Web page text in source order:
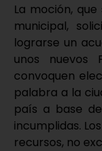
La moción,
municipal,
lograrse un
unos nuevos
convoquen
palabra a la
país a base
incumplidas.
recursos, no